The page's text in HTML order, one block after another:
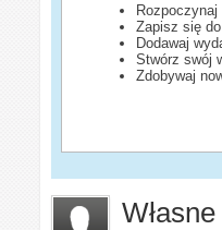
Zapisz się
Dodawaj
Stwórz swój
Zdobywaj